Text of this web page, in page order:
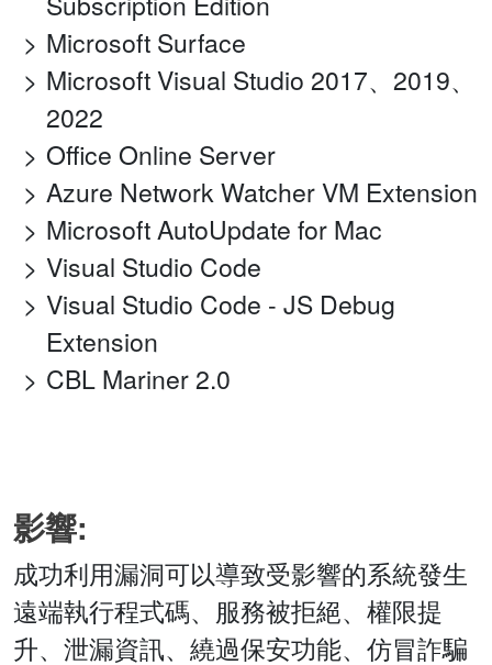
Microsoft Surface
Microsoft Visual Studio 2017、2019、
2022
Office Online Server
Azure Network Watcher VM Extension
Microsoft AutoUpdate for Mac
Visual Studio Code
Visual Studio Code - JS Debug
Extension
CBL Mariner 2.0
影響:
成功利用漏洞可以導致受影響的系統發生
遠端執行程式碼、服務被拒絕、權限提
升、泄漏資訊、繞過保安功能、仿冒詐騙